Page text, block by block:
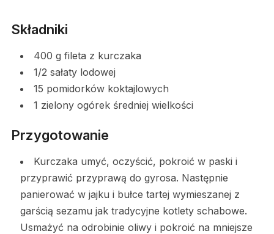
Składniki
400 g fileta z kurczaka
1/2 sałaty lodowej
15 pomidorków koktajlowych
1 zielony ogórek średniej wielkości
Przygotowanie
Kurczaka umyć, oczyścić, pokroić w paski i
przyprawić przyprawą do gyrosa. Następnie
panierować w jajku i bułce tartej wymieszanej z
garścią sezamu jak tradycyjne kotlety schabowe.
Usmażyć na odrobinie oliwy i pokroić na mniejsze